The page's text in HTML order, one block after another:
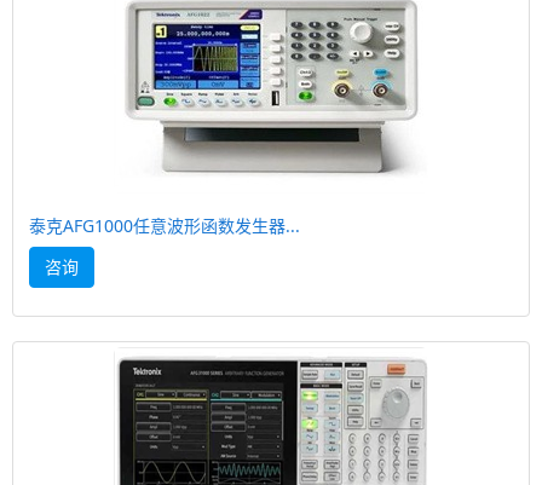
泰克AFG1000任意波形函数发生器...
咨询